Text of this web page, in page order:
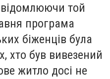
той
програма
біженців була
хто був вивезений
житло досі не